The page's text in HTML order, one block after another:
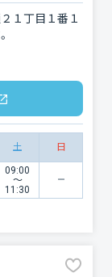
１丁目１番１
土 日
09:00
〜
11:30